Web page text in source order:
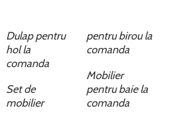
Dulap pentru
hol la
comanda
Set de
mobilier
pentru birou la
comanda
Mobilier
pentru baie la
comanda